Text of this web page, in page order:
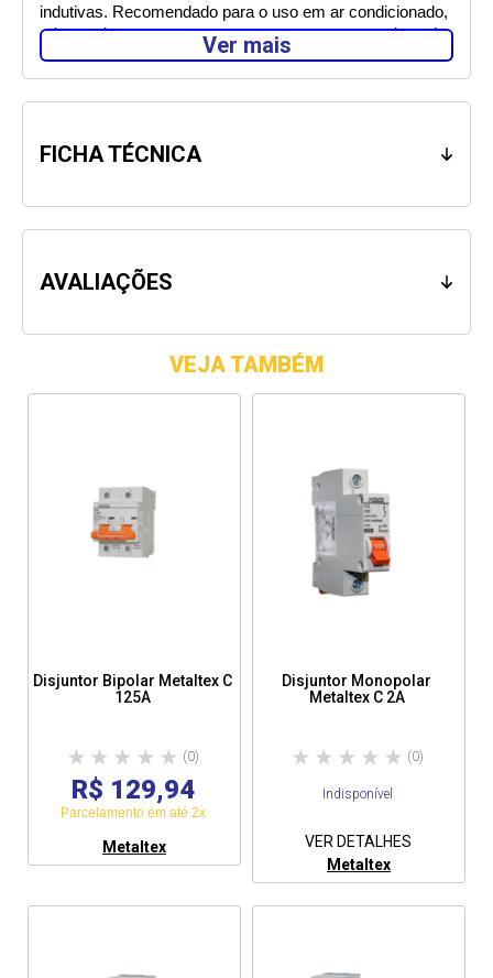
indutivas. Recomendado para o uso em ar condicionado,
microondas, motores e cargas que apresentam picos de
corrente no momento da ligação.
Utilizar um Disjuntor Metaltex proporciona alta proteção
circuitos e sobrecargas.
segurança garantida de funcionamento dos seus
aparelhos, pois todas as peças são reguladas de acordo
disjuntores serem aplicados a todo tipo de instalação
elétrica residencial, comercial ou industrial de baixa
Ver mais
FICHA TÉCNICA
AVALIAÇÕES
VEJA TAMBÉM
Disjuntor Bipolar Metaltex C
125A
(0)
R$ 129,94
Parcelamento em até 2x
Metaltex
Disjuntor Monopolar
Metaltex C 2A
(0)
Indisponível
VER DETALHES
Metaltex